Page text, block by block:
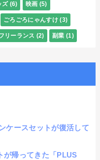
ズ (6) 映画 (5)
ごろごろにゃんすけ (3)
リーランス (2) 副業 (1)
ケースセットが復活して
が帰ってきた「PLUS